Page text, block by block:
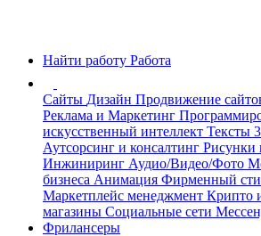
Найти работу Работа
Сайты Дизайн Продвижение
Реклама и Маркетинг
искусственный интеллект Тексты
Аутсорсинг и консалтинг Рисунки
Инжиниринг Аудио/Видео/Фото
бизнеса Анимация Фирменный
Маркетплейс менеджмент Крипто
магазины Социальные сети
Фрилансеры